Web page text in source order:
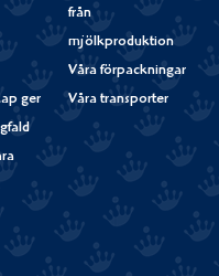
ger
från
mjölkproduktion
Våra förpackningar
Våra transporter